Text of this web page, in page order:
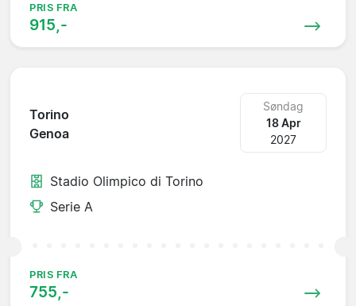
PRIS FRA
915,-
Torino
Genoa
Søndag
18 Apr
2027
Stadio Olimpico di Torino
Serie A
PRIS FRA
755,-